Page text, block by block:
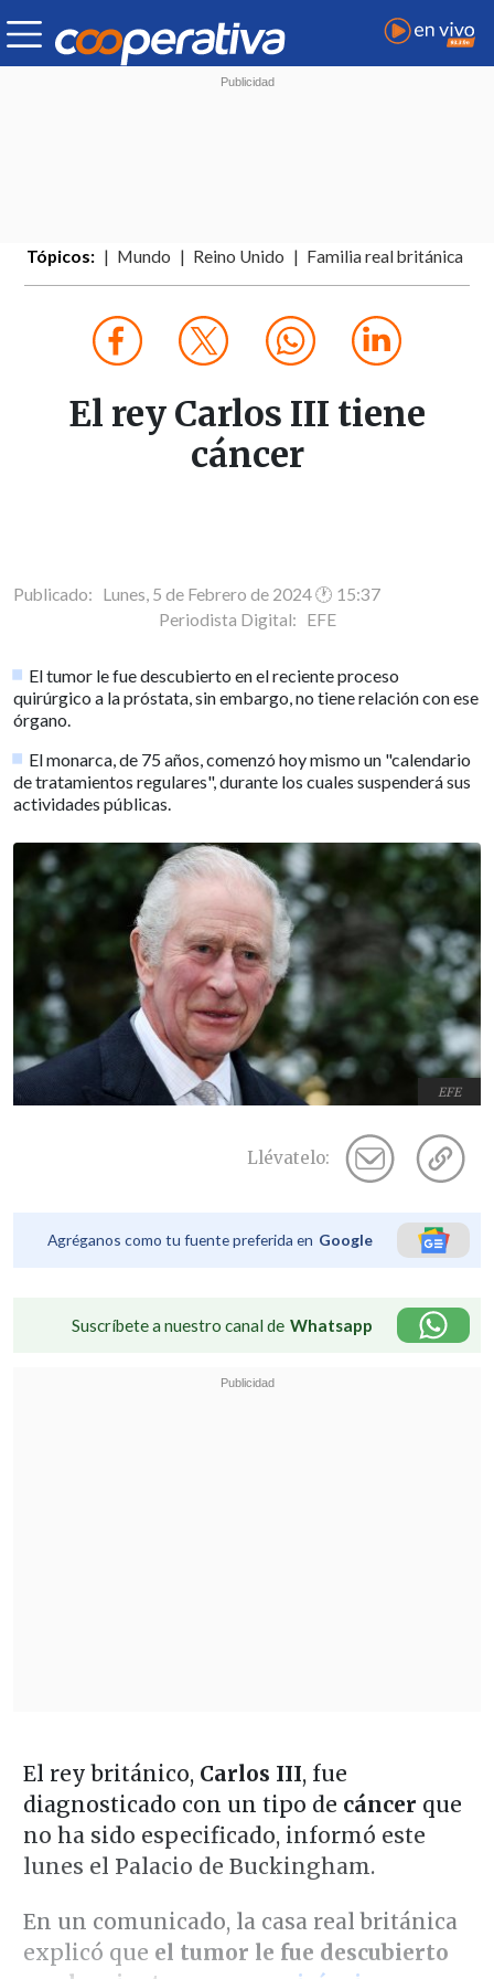
Tópicos: Mundo Reino Unido Familia real británica
El rey Carlos III tiene
cáncer
Publicado: Lunes, 5 de Febrero de 2024 🕐 15:37
Periodista Digital: EFE
El tumor le fue descubierto en el reciente proceso
quirúrgico a la próstata, sin embargo, no tiene relación con ese
órgano.
El monarca, de 75 años, comenzó hoy mismo un "calendario
de tratamientos regulares", durante los cuales suspenderá sus
actividades públicas.
EFE
Llévatelo:
Agréganos como tu fuente preferida en Google
Suscríbete a nuestro canal de Whatsapp
El rey británico, Carlos III, fue
diagnosticado con un tipo de cáncer que
no ha sido especificado, informó este
lunes el Palacio de Buckingham.
En un comunicado, la casa real británica
explicó que el tumor le fue descubierto